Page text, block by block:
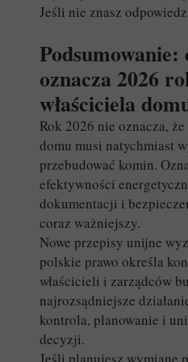
Jeśli nie znasz
oznacza 2026
właściciela
Rok 2026 nie oznacza,
domu musi natychmiast
przebudować komin.
efektywności
dokumentacji i
coraz ważniejszy.
Nowe przepisy unijne
polskie prawo określa
właścicieli i zarządców
najrozsądniejsze
kontrola, planowanie i
decyzji.